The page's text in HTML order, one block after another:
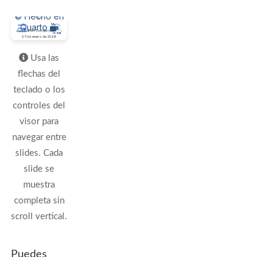
Usa las
flechas del
teclado o los
controles del
visor para
navegar entre
slides. Cada
slide se
muestra
completa sin
scroll vertical.
Puedes